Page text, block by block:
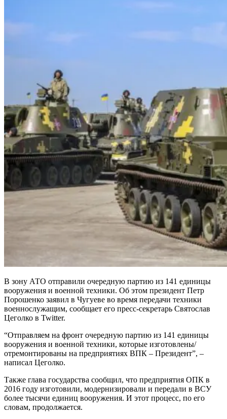
В зону АТО отправили очередную партию из 141 единицы
вооружения и военной техники. Об этом президент Петр
Порошенко заявил в Чугуеве во время передачи техники
военнослужащим, сообщает его пресс-секретарь Святослав
Цеголко в Twitter.
“Отправляем на фронт очередную партию из 141 единицы
вооружения и военной техники, которые изготовлены/
отремонтированы на предприятиях ВПК – Президент”, –
написал Цеголко.
Также глава государства сообщил, что предприятия ОПК в
2016 году изготовили, модернизировали и передали в ВСУ
более тысячи единиц вооружения. И этот процесс, по его
словам, продолжается.